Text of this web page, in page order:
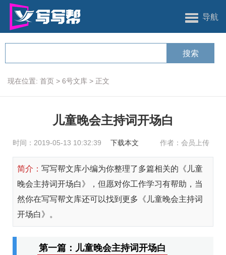
导航
现在位置: 首页 > 6号文库 > 正文
儿童晚会主持词开场白
时间：2019-05-13 10:32:39 下载本文 作者：会员上传
简介： 写写帮文库小编为你整理了多篇相关的《儿童
晚会主持词开场白》，但愿对你工作学习有帮助，当
然你在写写帮文库还可以找到更多《儿童晚会主持词
开场白》。
第一篇：儿童晚会主持词开场白